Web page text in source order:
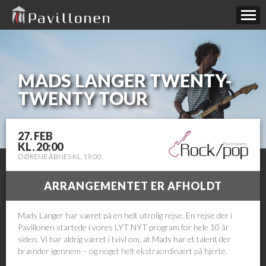
MADS LANGER TWENTY-
TWENTY TOUR
27. FEB
KL. 20:00
DØRENE ÅBNES KL. 19:00.
ARRANGEMENTET ER AFHOLDT
Mads Langer har været på en helt utrolig rejse. En rejse der i
Pavillonen startede i vores LYT NYT program for hele 10 år
siden. Vi har aldrig været i tvivl om, at Mads har et talent der
brænder igennem – og noget helt ekstraordinært på hjerte.